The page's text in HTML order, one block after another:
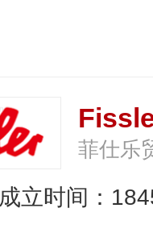
菲仕乐
成立时间：